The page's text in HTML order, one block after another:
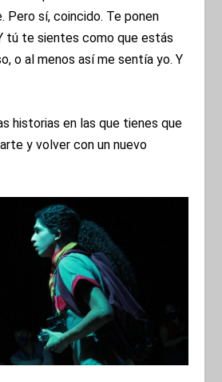
Pero sí, coincido. Te ponen
tú te sientes como que estás
o al menos así me sentía yo. Y
historias en las que tienes que
y volver con un nuevo